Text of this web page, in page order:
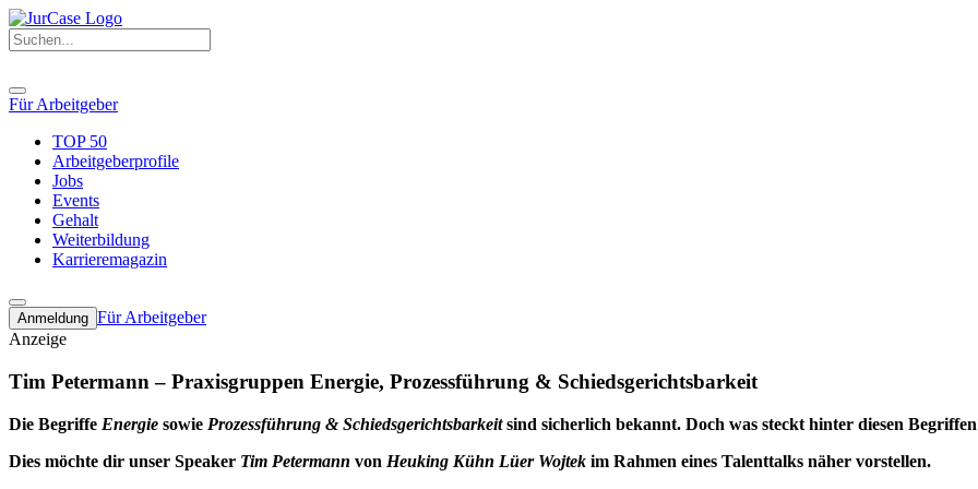
Für Arbeitgeber
TOP 50
Arbeitgeberprofile
Jobs
Events
Gehalt
Weiterbildung
Karrieremagazin
Anmeldung Für Arbeitgeber
Anzeige
Tim Petermann – Praxisgruppen Energie, Prozessführung & Schiedsgerichtsbarkeit
Die Begriffe Energie sowie Prozessführung & Schiedsgerichtsbarkeitsind sicherlich bekannt. Doch was steckt hinter diesen
Dies möchte dir unser Speaker Tim Petermann von Heuking Kühn Lüer Wojtek im Rahmen eines Talenttalks näher vorstellen.